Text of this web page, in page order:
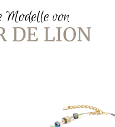
Modelle von
DE LION